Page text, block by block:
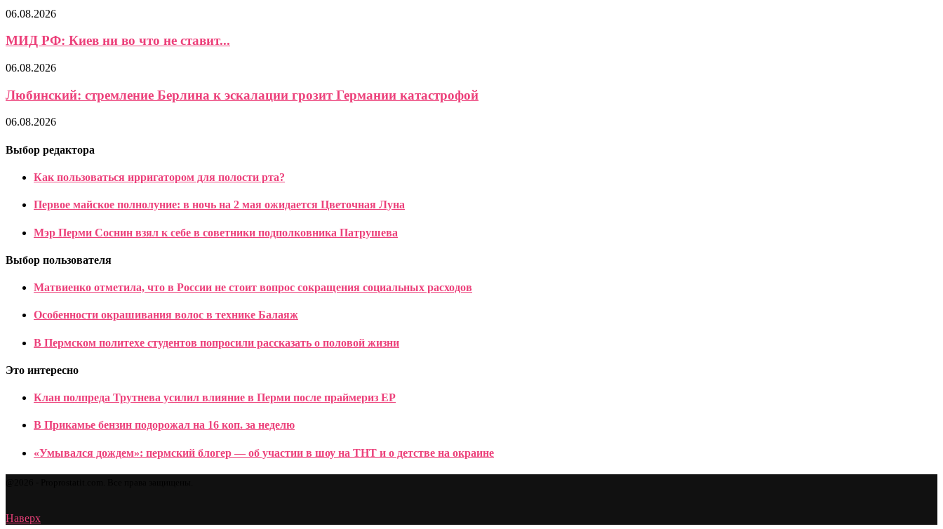
06.08.2026
МИД РФ: Киев ни во что не ставит...
06.08.2026
Любинский: стремление Берлина к эскалации грозит Германии катастрофой
06.08.2026
Выбор редактора
Как пользоваться ирригатором для полости рта?
Первое майское полнолуние: в ночь на 2 мая ожидается Цветочная Луна
Мэр Перми Соснин взял к себе в советники подполковника Патрушева
Выбор пользователя
Матвиенко отметила, что в России не стоит вопрос сокращения социальных расходов
Особенности окрашивания волос в технике Балаяж
В Пермском политехе студентов попросили рассказать о половой жизни
Это интересно
Клан полпреда Трутнева усилил влияние в Перми после праймериз ЕР
В Прикамье бензин подорожал на 16 коп. за неделю
«Умывался дождем»: пермский блогер — об участии в шоу на ТНТ и о детстве на окраине
Наверх